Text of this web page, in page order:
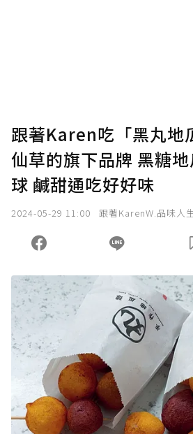
跟著Karen吃「黑丸地
仙草的旗下品牌 黑糖
球 鹹甜通吃好好味
2024-05-29 11:00 跟著KarenW.品味人